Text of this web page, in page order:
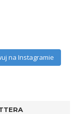
na Instagramie